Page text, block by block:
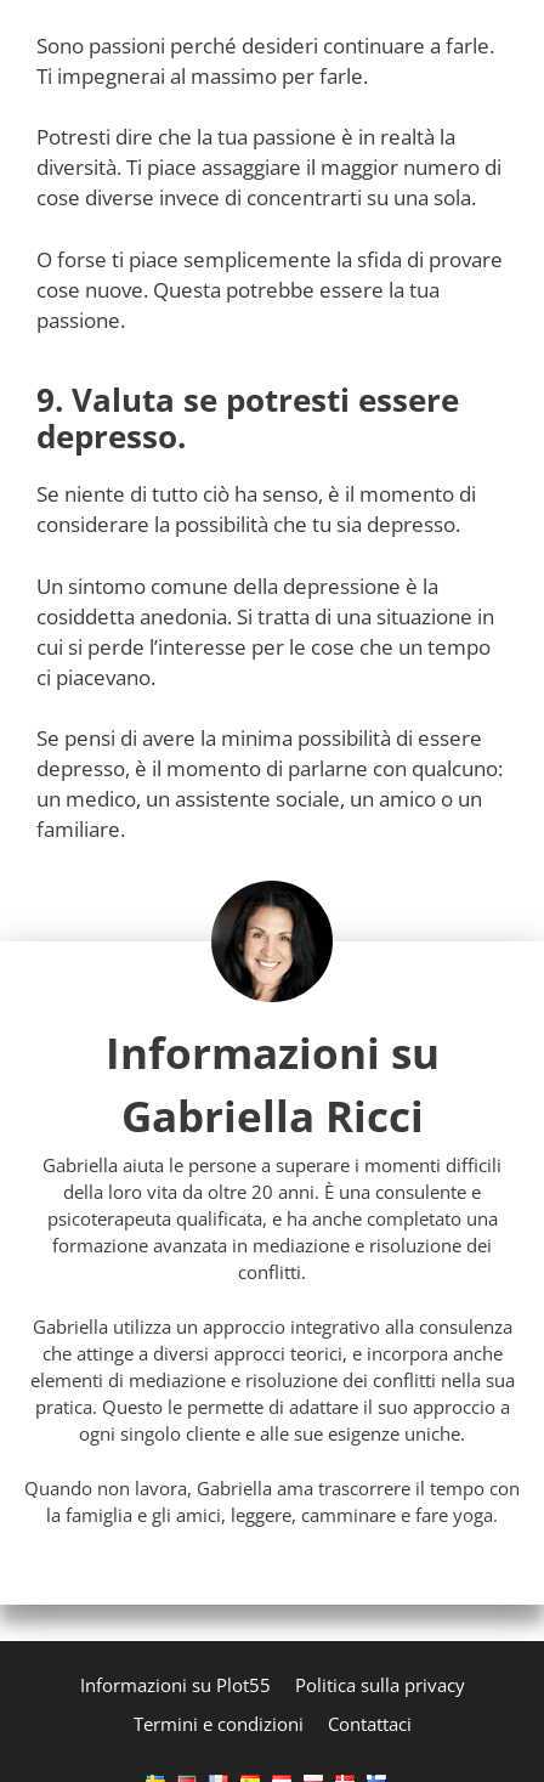
Sono passioni perché desideri continuare a farle.
Ti impegnerai al massimo per farle.
Potresti dire che la tua passione è in realtà la
diversità. Ti piace assaggiare il maggior numero di
cose diverse invece di concentrarti su una sola.
O forse ti piace semplicemente la sfida di provare
cose nuove. Questa potrebbe essere la tua
passione.
9. Valuta se potresti essere
depresso.
Se niente di tutto ciò ha senso, è il momento di
considerare la possibilità che tu sia depresso.
Un sintomo comune della depressione è la
cosiddetta anedonia. Si tratta di una situazione in
cui si perde l’interesse per le cose che un tempo
ci piacevano.
Se pensi di avere la minima possibilità di essere
depresso, è il momento di parlarne con qualcuno:
un medico, un assistente sociale, un amico o un
familiare.
Informazioni su
Gabriella Ricci
Gabriella aiuta le persone a superare i momenti difficili
della loro vita da oltre 20 anni. È una consulente e
psicoterapeuta qualificata, e ha anche completato una
formazione avanzata in mediazione e risoluzione dei
conflitti.
Gabriella utilizza un approccio integrativo alla consulenza
che attinge a diversi approcci teorici, e incorpora anche
elementi di mediazione e risoluzione dei conflitti nella sua
pratica. Questo le permette di adattare il suo approccio a
ogni singolo cliente e alle sue esigenze uniche.
Quando non lavora, Gabriella ama trascorrere il tempo con
la famiglia e gli amici, leggere, camminare e fare yoga.
Informazioni su Plot55
Politica sulla privacy
Termini e condizioni
Contattaci